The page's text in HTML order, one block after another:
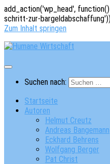
add_action('wp_head',
schritt-zur-
Zum Inhalt springen
Suchen nach:
Startseite
Autoren
Helmut Creutz
Andreas Bangemann
Eckhard Behrens
Wolfgang Berger
Pat Christ